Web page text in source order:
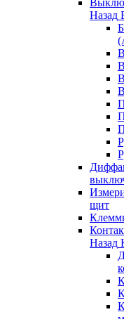
Назад
щит
Назад